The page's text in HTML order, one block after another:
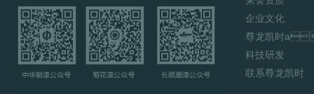
企业文化
尊龙凯时
科技研发
联系尊龙凯时